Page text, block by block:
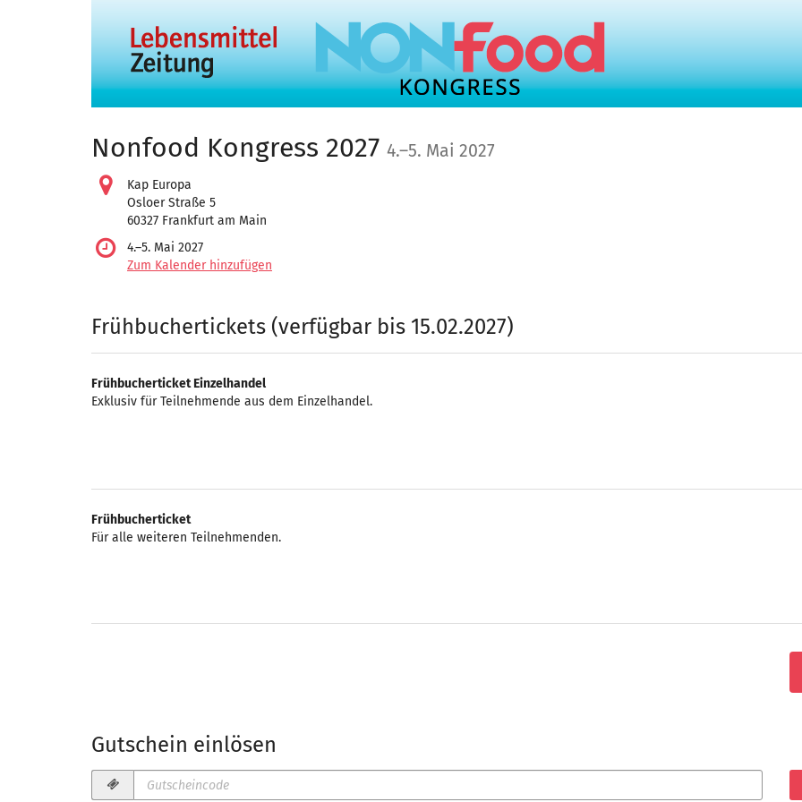
Nonfood Kongress 2027 4.–bis
5. Mai 2027
Kap Europa
Osloer Straße 5
60327 Frankfurt am Main
4.–bis
5. Mai 2027
Zum Kalender hinzufügen
Produkte
Frühbuchertickets (verfügbar bis 15.02.2027)
Frühbucherticket Einzelhandel
Exklusiv für Teilnehmende aus dem Einzelhandel.
Frühbucherticket
Für alle weiteren Teilnehmenden.
Gutschein einlösen
Gutscheincode
erforderlich